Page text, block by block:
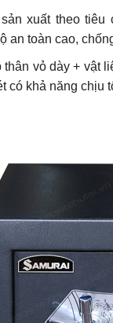
xuất theo
an toàn cao,
vỏ dày + vật
có khả năng chịu